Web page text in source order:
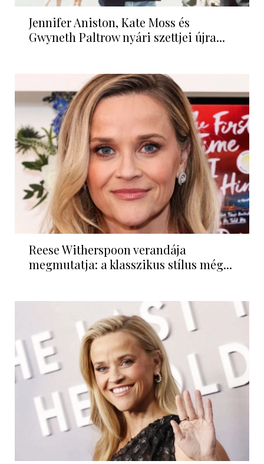
Jennifer Aniston, Kate Moss és
Gwyneth Paltrow nyári szettjei újra...
Reese Witherspoon verandája
megmutatja: a klasszikus stílus még...